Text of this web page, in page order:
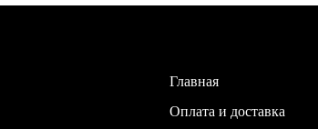
Главная
Оплата и доставка